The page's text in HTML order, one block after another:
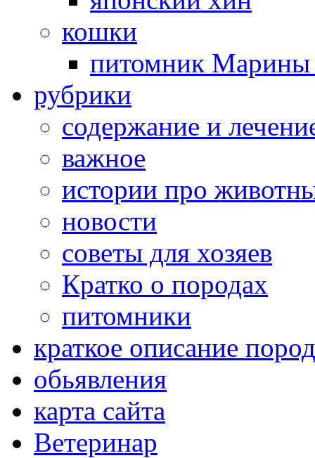
кошки
питомник Марины
рубрики
cодержание и
важное
истории про
новости
советы для хозяев
Кратко о породах
питомники
краткое описание пород
обьявления
карта сайта
Ветеринар